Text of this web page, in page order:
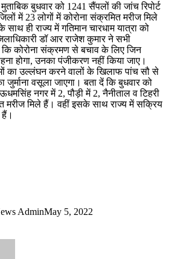
मुताबिक बुधवार को 1241 सैंपलों की जांच रिपोर्ट
में 23 लोगों में कोरोना संक्रमित मरीज मिले
ही राज्य में गतिमान चारधाम यात्रा को
डॉ आर राजेश कुमार ने सभी
कि कोरोना संक्रमण से बचाव के लिए जिन
होगा, उनका पंजीकरण नहीं किया जाए।
का उल्लंघन करने वालों के खिलाफ पांच सौ से
वसूला जाएगा। बता दें कि बुधवार को
ऊधमसिंह नगर में 2, पौड़ी में 2, नैनीताल व टिहरी
मरीज मिले हैं। वहीं इसके साथ राज्य में सक्रिय
हैं।
AdminMay 5, 2022